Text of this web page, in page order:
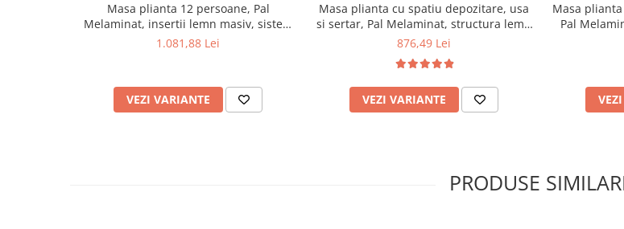
Masa plianta 12 persoane, Pal
Melaminat, insertii lemn masiv, sistem
cuplare blat, 274x75x78 cm, stejar
1.081,88 Lei
VEZI VARIANTE
Masa plianta cu spatiu depozitare, usa
si sertar, Pal Melaminat, structura lemn
masiv, cu role, 8 persoane, 160x96x80
876,49 Lei
VEZI VARIANTE
Masa
Pal
persoane,
PRODUSE